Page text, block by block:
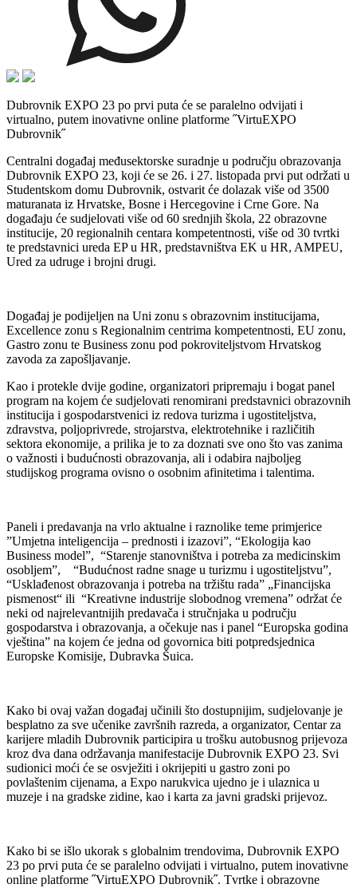
Dubrovnik EXPO 23 po prvi puta će se paralelno odvijati i
virtualno, putem inovativne online platforme ˝VirtuEXPO
Dubrovnik˝
Centralni događaj međusektorske suradnje u području obrazovanja
Dubrovnik EXPO 23, koji će se 26. i 27. listopada prvi put održati u
Studentskom domu Dubrovnik, ostvarit će dolazak više od 3500
maturanata iz Hrvatske, Bosne i Hercegovine i Crne Gore. Na
događaju će sudjelovati više od 60 srednjih škola, 22 obrazovne
institucije, 20 regionalnih centara kompetentnosti, više od 30 tvrtki
te predstavnici ureda EP u HR, predstavništva EK u HR, AMPEU,
Ured za udruge i brojni drugi.
Događaj je podijeljen na Uni zonu s obrazovnim institucijama,
Excellence zonu s Regionalnim centrima kompetentnosti, EU zonu,
Gastro zonu te Business zonu pod pokroviteljstvom Hrvatskog
zavoda za zapošljavanje.
Kao i protekle dvije godine, organizatori pripremaju i bogat panel
program na kojem će sudjelovati renomirani predstavnici obrazovnih
institucija i gospodarstvenici iz redova turizma i ugostiteljstva,
zdravstva, poljoprivrede, strojarstva, elektrotehnike i različitih
sektora ekonomije, a prilika je to za doznati sve ono što vas zanima
o važnosti i budućnosti obrazovanja, ali i odabira najboljeg
studijskog programa ovisno o osobnim afinitetima i talentima.
Paneli i predavanja na vrlo aktualne i raznolike teme primjerice
”Umjetna inteligencija – prednosti i izazovi”, “Ekologija kao
Business model”, “Starenje stanovništva i potreba za medicinskim
osobljem”, “Budućnost radne snage u turizmu i ugostiteljstvu”,
“Usklađenost obrazovanja i potreba na tržištu rada” „Financijska
pismenost“ ili “Kreativne industrije slobodnog vremena” održat će
neki od najrelevantnijih predavača i stručnjaka u području
gospodarstva i obrazovanja, a očekuje nas i panel “Europska godina
vještina” na kojem će jedna od govornica biti potpredsjednica
Europske Komisije, Dubravka Šuica.
Kako bi ovaj važan događaj učinili što dostupnijim, sudjelovanje je
besplatno za sve učenike završnih razreda, a organizator, Centar za
karijere mladih Dubrovnik participira u trošku autobusnog prijevoza
kroz dva dana održavanja manifestacije Dubrovnik EXPO 23. Svi
sudionici moći će se osvježiti i okrijepiti u gastro zoni po
povlaštenim cijenama, a Expo narukvica ujedno je i ulaznica u
muzeje i na gradske zidine, kao i karta za javni gradski prijevoz.
Kako bi se išlo ukorak s globalnim trendovima, Dubrovnik EXPO
23 po prvi puta će se paralelno odvijati i virtualno, putem inovativne
online platforme ˝VirtuEXPO Dubrovnik˝. Tvrtke i obrazovne